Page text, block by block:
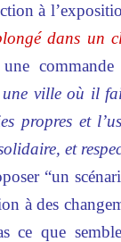
à
dans un
une ville où il
propres et
et
“un
à des
ce que